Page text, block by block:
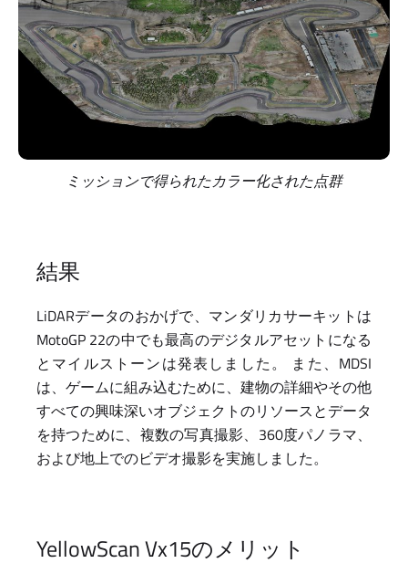
ミッションで得られたカラー化された点群
結果
LiDARデータのおかげで、マンダリカサーキットは
MotoGP 22の中でも最高のデジタルアセットになる
とマイルストーンは発表しました。 また、MDSI
は、ゲームに組み込むために、建物の詳細やその他
すべての興味深いオブジェクトのリソースとデータ
を持つために、複数の写真撮影、360度パノラマ、
および地上でのビデオ撮影を実施しました。
YellowScan Vx15のメリット